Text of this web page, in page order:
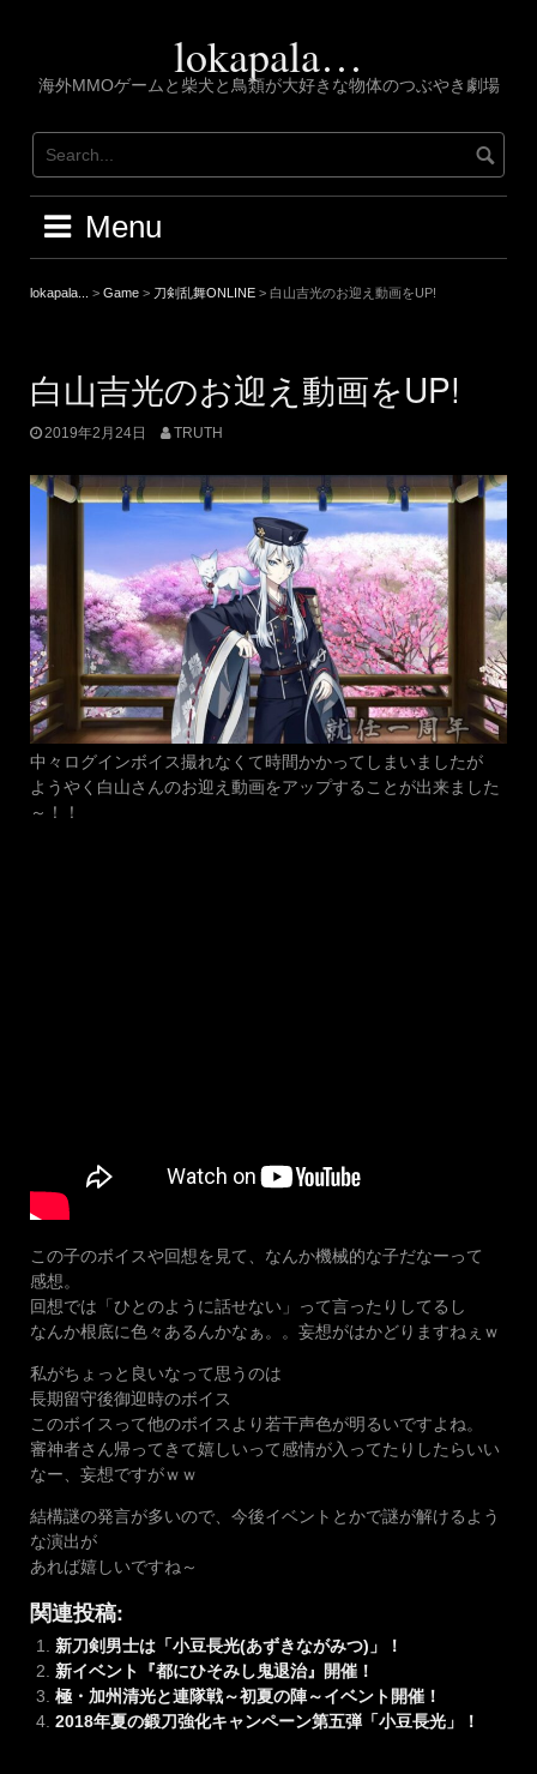
lokapala…
海外MMOゲームと柴犬と鳥類が大好きな物体のつぶやき劇場
Menu
lokapala... > Game > 刀剣乱舞ONLINE > 白山吉光のお迎え動画をUP!
白山吉光のお迎え動画をUP!
2019年2月24日 TRUTH
中々ログインボイス撮れなくて時間かかってしまいましたが
ようやく白山さんのお迎え動画をアップすることが出来ました
～！！
この子のボイスや回想を見て、なんか機械的な子だなーって
感想。
回想では「ひとのように話せない」って言ったりしてるし
なんか根底に色々あるんかなぁ。。妄想がはかどりますねぇｗ
私がちょっと良いなって思うのは
長期留守後御迎時のボイス
このボイスって他のボイスより若干声色が明るいですよね。
審神者さん帰ってきて嬉しいって感情が入ってたりしたらいい
なー、妄想ですがｗｗ
結構謎の発言が多いので、今後イベントとかで謎が解けるよう
な演出が
あれば嬉しいですね～
関連投稿:
新刀剣男士は「小豆長光(あずきながみつ)」！
新イベント『都にひそみし鬼退治』開催！
極・加州清光と連隊戦～初夏の陣～イベント開催！
2018年夏の鍛刀強化キャンペーン第五弾「小豆長光」！